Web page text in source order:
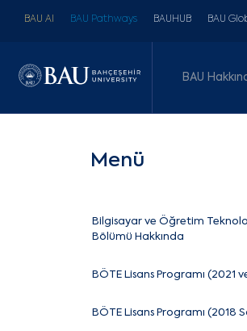
BAU AI BAU Pathways BAUHUB BAU
BAU
Menü
Bilgisayar ve Öğretim
Bölümü Hakkında
BÖTE Lisans Programı (2021
BÖTE Lisans Programı (2018